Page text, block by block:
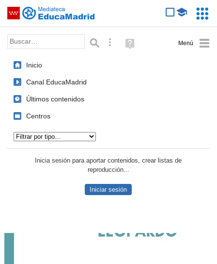
Saltar navegación
Palabra o frase: Búsqueda avanzada
Ayuda
(en
Inicio
Canal EducaMadrid
Últimos contenidos
Centros
Inicia sesión para aportar contenidos, crear listas de
reproducción...
Iniciar sesión